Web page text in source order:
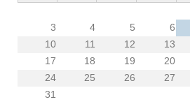
3
4 5 6
10
11 12 13
17
18 19 20
24
25 26 27
31